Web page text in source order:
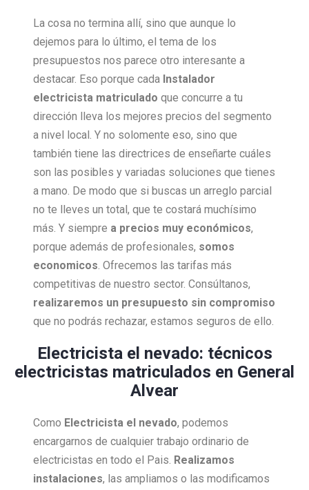
La cosa no termina allí, sino que aunque lo
dejemos para lo último, el tema de los
presupuestos nos parece otro interesante a
destacar. Eso porque cada Instalador
electricista matriculado que concurre a tu
dirección lleva los mejores precios del segmento
a nivel local. Y no solomente eso, sino que
también tiene las directrices de enseñarte cuáles
son las posibles y variadas soluciones que tienes
a mano. De modo que si buscas un arreglo parcial
no te lleves un total, que te costará muchísimo
más. Y siempre a precios muy económicos,
porque además de profesionales, somos
economicos . Ofrecemos las tarifas más
competitivas de nuestro sector. Consúltanos,
realizaremos un presupuesto sin compromiso
que no podrás rechazar, estamos seguros de ello.
Electricista el nevado: técnicos
electricistas matriculados en General
Alvear
Como Electricista el nevado, podemos
encargarnos de cualquier trabajo ordinario de
electricistas en todo el Pais. Realizamos
instalaciones, las ampliamos o las modificamos